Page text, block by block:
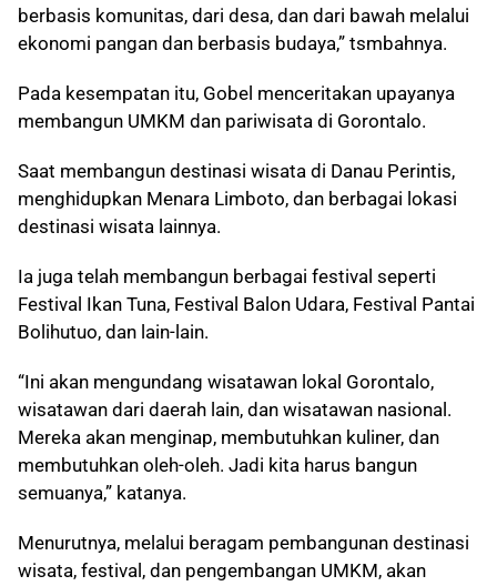
berbasis komunitas, dari desa, dan dari bawah melalui
ekonomi pangan dan berbasis budaya,” tsmbahnya.
Pada kesempatan itu, Gobel menceritakan upayanya
membangun UMKM dan pariwisata di Gorontalo.
Saat membangun destinasi wisata di Danau Perintis,
menghidupkan Menara Limboto, dan berbagai lokasi
destinasi wisata lainnya.
Ia juga telah membangun berbagai festival seperti
Festival Ikan Tuna, Festival Balon Udara, Festival Pantai
Bolihutuo, dan lain-lain.
“Ini akan mengundang wisatawan lokal Gorontalo,
wisatawan dari daerah lain, dan wisatawan nasional.
Mereka akan menginap, membutuhkan kuliner, dan
membutuhkan oleh-oleh. Jadi kita harus bangun
semuanya,” katanya.
Menurutnya, melalui beragam pembangunan destinasi
wisata, festival, dan pengembangan UMKM, akan